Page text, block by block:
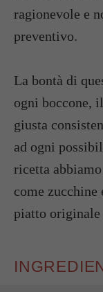
ragionevole e
preventivo.
La bontà di
ogni boccone,
giusta
ad ogni
ricetta
come zucchine
piatto originale